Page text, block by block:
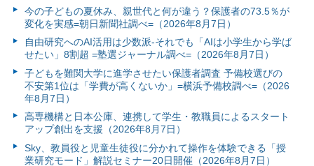
今の子どもの夏休み、親世代と何が違う？保護者の73.5％が
変化を実感=朝日新聞社調べ=（2026年8月7日）
自由研究へのAI活用は少数派-それでも「AIは小学生から学ば
せたい」8割超 =塾選ジャーナル調べ=（2026年8月7日）
子どもを難関大学に進学させたい保護者調査 予備校選びの
不安第1位は「学費が高くないか」=横浜予備校調べ=（2026
年8月7日）
高専機構と日本公庫、連携して学生・教職員によるスタート
アップ創出を支援（2026年8月7日）
Sky、教員役と児童生徒役に分かれて操作を体験できる「授
業研究モード」解説セミナー20日開催（2026年8月7日）